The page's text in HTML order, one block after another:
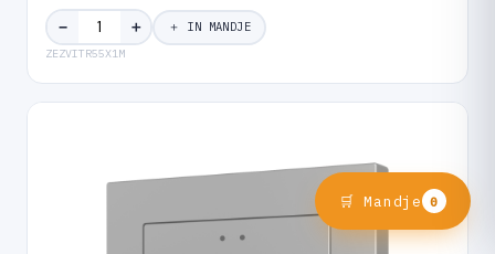
− ＋ ＋ IN MANDJE
ZEZVITR55X1M
🛒 Mandje 0